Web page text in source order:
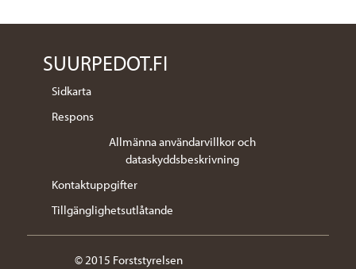
SUURPEDOT.FI
Sidkarta
Respons
Allmänna användarvillkor och
dataskyddsbeskrivning
Kontaktuppgifter
Tillgänglighetsutlåtande
© 2015 Forststyrelsen